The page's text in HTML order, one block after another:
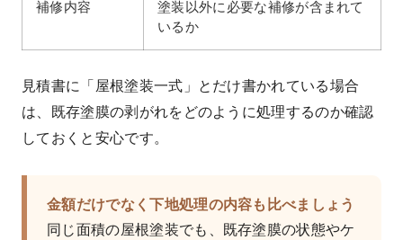
補修内容
塗装以外に必要な補修が含まれて
いるか
見積書に「屋根塗装一式」とだけ書かれている場合
は、既存塗膜の剥がれをどのように処理するのか確認
しておくと安心です。
金額だけでなく下地処理の内容も比べましょう
同じ面積の屋根塗装でも、既存塗膜の状態やケ